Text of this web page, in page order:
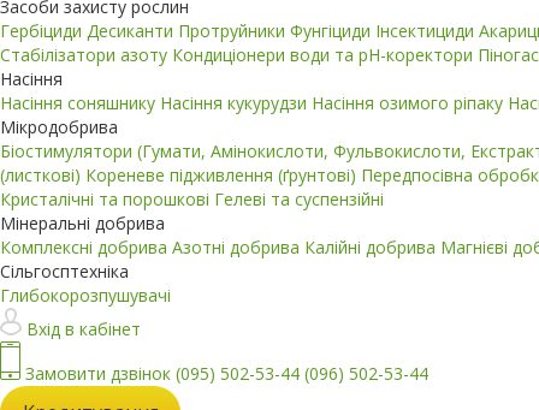
Засоби захисту рослин
Гербіциди Десиканти Протруйники Фунгіциди Інсектициди
Стабілізатори азоту Кондиціонери води та pH-коректори
Насіння
Насіння соняшнику Насіння кукурудзи Насіння озимого ріпаку
Мікродобрива
Біостимулятори (Гумати, Амінокислоти, Фульвокислоти,
(листкові) Кореневе підживлення (ґрунтові) Передпосівна
Кристалічні та порошкові Гелеві та суспензійні
Мінеральні добрива
Комплексні добрива Азотні добрива Калійні добрива Магнієві
Сільгосптехніка
Глибокорозпушувачі
Вхід в кабінет
Замовити дзвінок (095) 502-53-44 (096) 502-53-44